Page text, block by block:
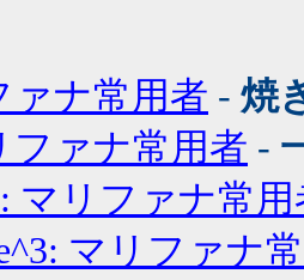
ァナ常用者 - 焼
ファナ常用者 -
マリファナ常用
マリファナ